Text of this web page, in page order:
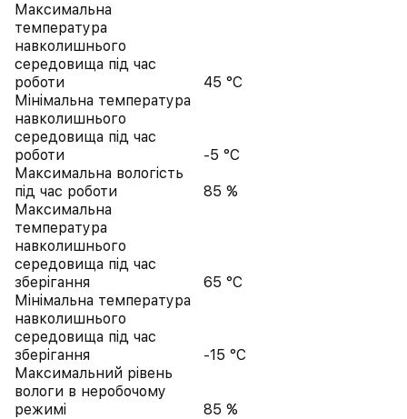
Максимальна
температура
навколишнього
середовища під час
роботи
45 °C
Мінімальна температура
навколишнього
середовища під час
роботи
-5 °C
Максимальна вологість
під час роботи
85 %
Максимальна
температура
навколишнього
середовища під час
зберігання
65 °C
Мінімальна температура
навколишнього
середовища під час
зберігання
-15 °C
Максимальний рівень
вологи в неробочому
режимі
85 %